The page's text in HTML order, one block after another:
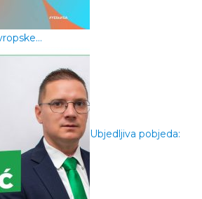
Ubjedljiva pobjeda: